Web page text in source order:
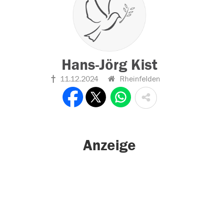
Hans-Jörg Kist
11.12.2024 Rheinfelden
Anzeige